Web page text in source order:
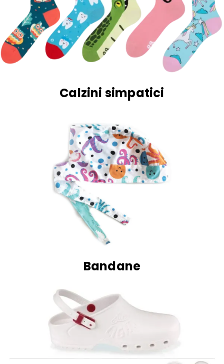
Calzini simpatici
Bandane